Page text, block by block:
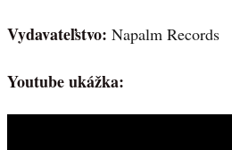
Vydavateľstvo: Napalm Records
Youtube ukážka: